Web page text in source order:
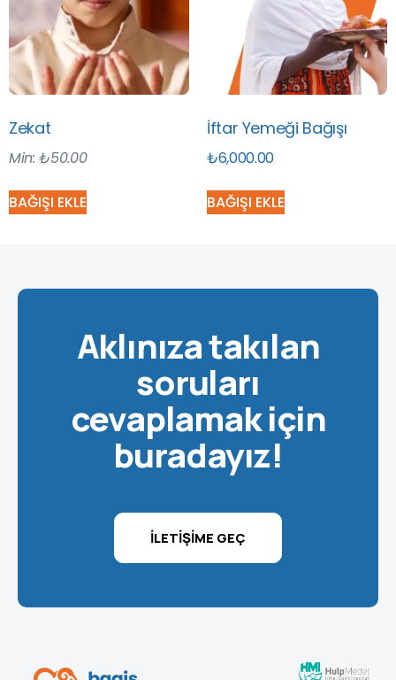
Zekat
Min:₺50.00
BAĞIŞI EKLE
İftar Yemeği Bağışı
₺6,000.00
BAĞIŞI EKLE
Aklınıza takılan
soruları
cevaplamak için
buradayız!
İLETIŞIME GEÇ